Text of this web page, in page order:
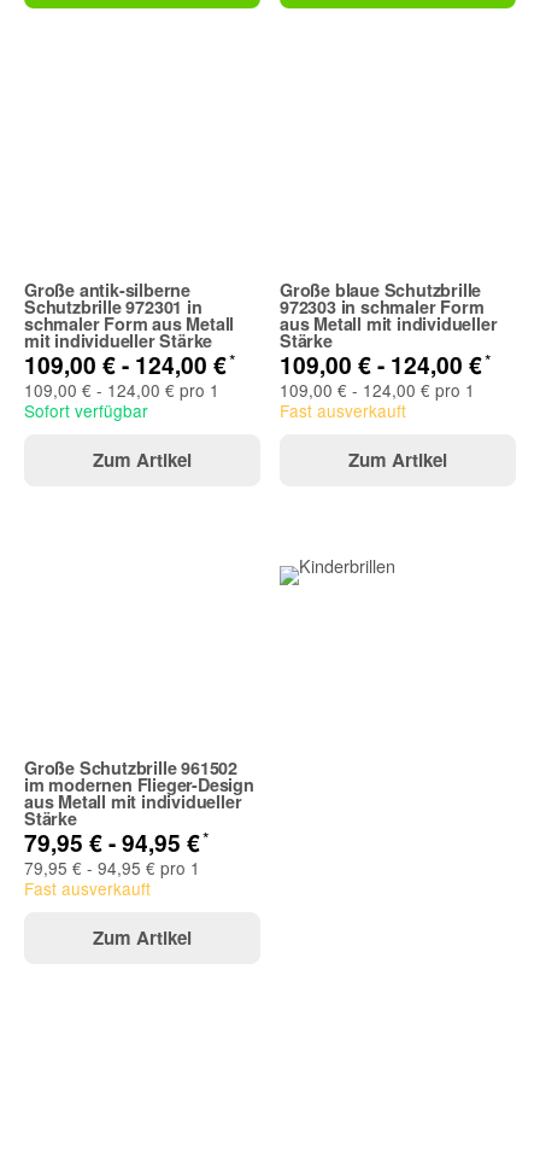
Große antik-silberne
Schutzbrille 972301 in
schmaler Form aus Metall
mit individueller Stärke
109,00 € - 124,00 €*
109,00 € - 124,00 € pro 1
Sofort verfügbar
Zum Artikel
Große blaue Schutzbrille
972303 in schmaler Form
aus Metall mit individueller
Stärke
109,00 € - 124,00 €*
109,00 € - 124,00 € pro 1
Fast ausverkauft
Zum Artikel
Große Schutzbrille 961502
im modernen Flieger-Design
aus Metall mit individueller
Stärke
79,95 € -94,95 €*
79,95 € - 94,95 € pro 1
Fast ausverkauft
Zum Artikel